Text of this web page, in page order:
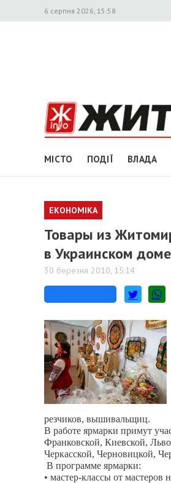
6 серпня 2026, 15:58
МІСТО ПОДІЇ ВЛАДА
ЕКОНОМІКА
Товары из
в Украинском доме
30 березня 2010, 15:14
резчиков, вышивальщиц.
В работе ярмарки примут
Франковской, Киевской,
Черкасской, Черновицкой,
В программе ярмарки:
• мастер-классы от мастеров